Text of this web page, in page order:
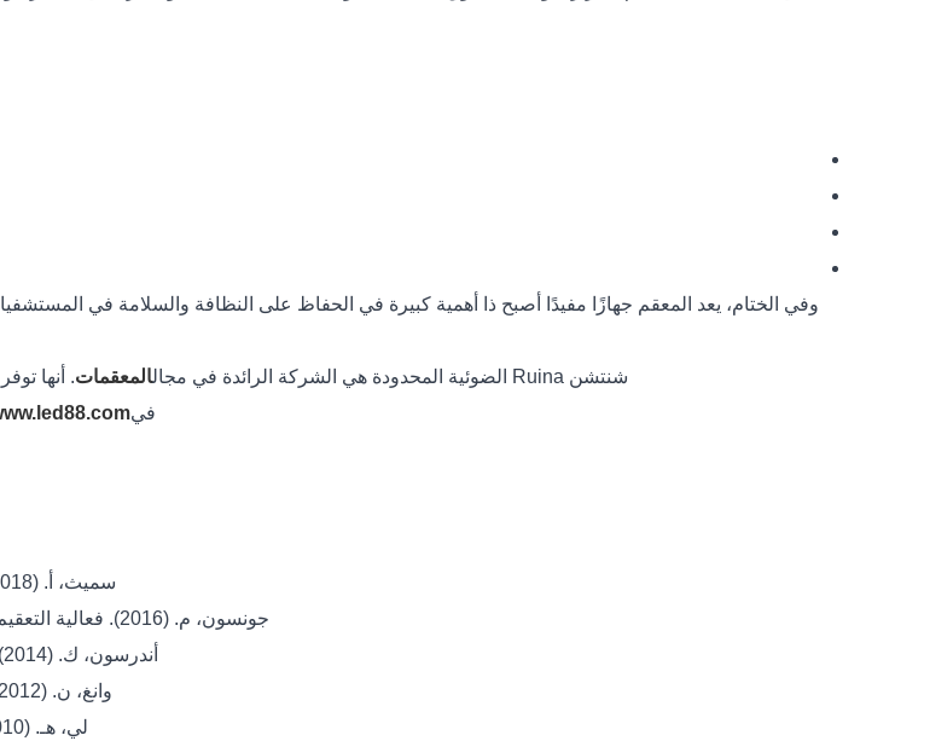
وفي الختام، يعد المعقم جهازًا مفيدًا أصبح ذا أهمية كبيرة في الحفاظ على النظافة والسلامة في
شنتشن Ruina الضوئية المحدودة هي الشركة الرائدة في مجال
المعقمات. أنها
في
سميث، أ. (2018). تحليل أنواع مختلفة من المعقمات. المجلة الدولية لعلم الأحياء الدقيقة، 6(1).
جونسون، م. (2016). فعالية التعقيم بالأشعة فوق البنفسجية في تعقيم المعدات الطبية. مجلة الأجهزة الطبية، 2(1).
أندرسون، ك. (2014). التعقيم الكيميائي: مراجعة لفعاليته. التقنيات النظيفة والسياسة البيئية، 16(3).
وانغ، ن. (2012). التحقيق في عملية التعقيم باستخدام عوامل الغاز. مجلة المواد الخطرة، 6(4).
لي، هـ. (2010). تأثير درجة الحرارة على التعقيم الحراري. مجلة علم الأحياء الدقيقة، 12(3).